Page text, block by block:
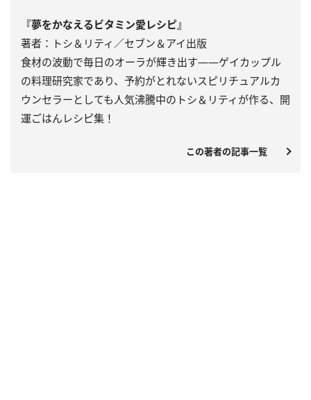
『夢をかなえるビタミン愛レシピ』
著者：トシ＆リティ／セブン＆アイ出版
食材の波動で毎日のオーラが輝き出す――ゲイカップル
の料理研究家であり、予約がとれないスピリチュアルカ
ウンセラーとしても人気沸騰中のトシ＆リティが作る、開
運ごはんレシピ集！
この著者の記事一覧